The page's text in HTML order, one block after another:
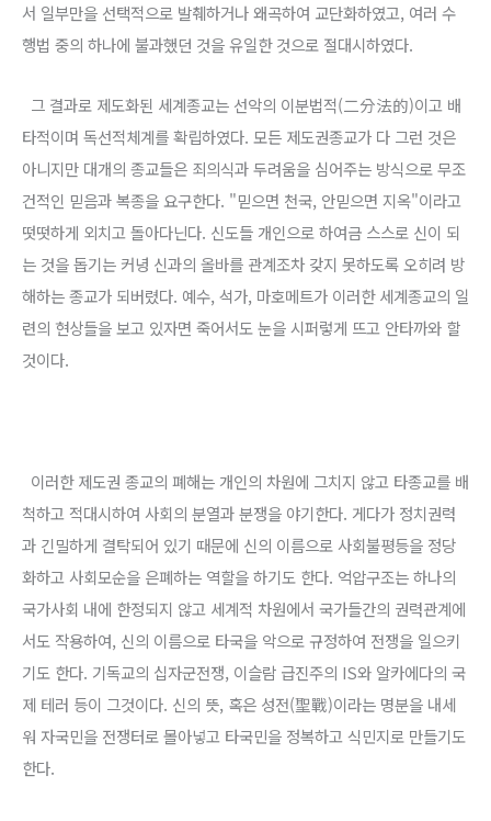
서 일부만을 선택적으로 발췌하거나 왜곡하여 교단화하였고, 여러 수
행법 중의 하나에 불과했던 것을 유일한 것으로 절대시하였다.
그 결과로 제도화된 세계종교는 선악의 이분법적(二分法的)이고 배
타적이며 독선적체계를 확립하였다. 모든 제도권종교가 다 그런 것은
아니지만 대개의 종교들은 죄의식과 두려움을 심어주는 방식으로 무조
건적인 믿음과 복종을 요구한다. "믿으면 천국, 안믿으면 지옥"이라고
떳떳하게 외치고 돌아다닌다. 신도들 개인으로 하여금 스스로 신이 되
는 것을 돕기는 커녕 신과의 올바를 관계조차 갖지 못하도록 오히려 방
해하는 종교가 되버렸다. 예수, 석가, 마호메트가 이러한 세계종교의 일
련의 현상들을 보고 있자면 죽어서도 눈을 시퍼렇게 뜨고 안타까와 할
것이다.
이러한 제도권 종교의 폐해는 개인의 차원에 그치지 않고 타종교를 배
척하고 적대시하여 사회의 분열과 분쟁을 야기한다. 게다가 정치권력
과 긴밀하게 결탁되어 있기 때문에 신의 이름으로 사회불평등을 정당
화하고 사회모순을 은폐하는 역할을 하기도 한다. 억압구조는 하나의
국가사회 내에 한정되지 않고 세계적 차원에서 국가들간의 권력관계에
서도 작용하여, 신의 이름으로 타국을 악으로 규정하여 전쟁을 일으키
기도 한다. 기독교의 십자군전쟁, 이슬람 급진주의 IS와 알카에다의 국
제 테러 등이 그것이다. 신의 뜻, 혹은 성전(聖戰)이라는 명분을 내세
워 자국민을 전쟁터로 몰아넣고 타국민을 정복하고 식민지로 만들기도
한다.